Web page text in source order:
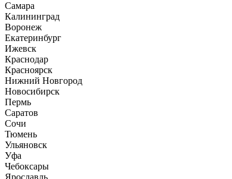
Самара
Калининград
Воронеж
Екатеринбург
Ижевск
Краснодар
Красноярск
Нижний Новгород
Новосибирск
Пермь
Саратов
Сочи
Тюмень
Ульяновск
Уфа
Чебоксары
Ярославль